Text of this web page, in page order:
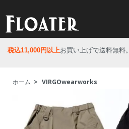
税込11,000円以上お買い上げで送料無料。
ホーム > VIRGOwearworks